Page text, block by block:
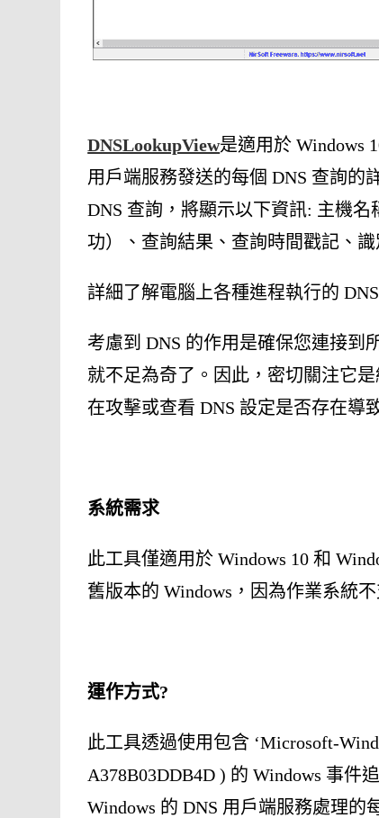
DNSLookupView是適用於 Windows
用戶端服務發送的每個 DNS 查詢的
DNS 查詢，將顯示以下資訊: 主機
功）、查詢結果、查詢時間戳記、
詳細了解電腦上各種進程執行的
考慮到 DNS 的作用是確保您連接到
就不足為奇了。因此，密切關注它
在攻擊或查看 DNS 設定是否存在導
系統需求
此工具僅適用於 Windows 10 和
舊版本的 Windows，因為作業系統
運作方式?
此工具透過使用包含 ‘Microsoft-
A378B03DDB4D ) 的 Windows 事件
Windows 的 DNS 用戶端服務處理的